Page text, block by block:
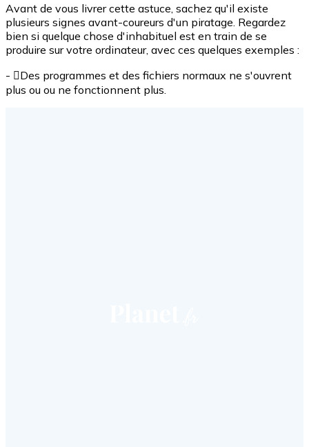
Avant de vous livrer cette astuce, sachez qu'il existe
plusieurs signes avant-coureurs d'un piratage. Regardez
bien si quelque chose d'inhabituel est en train de se
produire sur votre ordinateur, avec ces quelques exemples :
- Des programmes et des fichiers normaux ne s'ouvrent
plus ou ou ne fonctionnent plus.